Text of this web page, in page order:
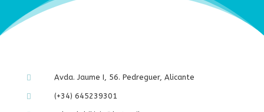
 Avda. Jaume I, 56. Pedreguer, Alicante
 (+34) 645239301